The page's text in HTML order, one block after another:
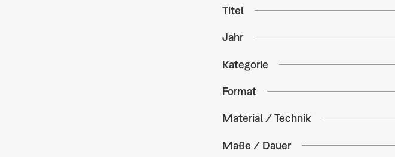
Titel
Jahr
Kategorie
Format
Material / Technik
Maße / Dauer